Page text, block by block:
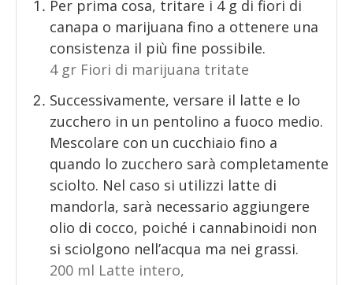
Per prima cosa, tritare i 4 g di fiori di
canapa o marijuana fino a ottenere una
consistenza il più fine possibile.
4 gr Fiori di marijuana tritate
Successivamente, versare il latte e lo
zucchero in un pentolino a fuoco medio.
Mescolare con un cucchiaio fino a
quando lo zucchero sarà completamente
sciolto. Nel caso si utilizzi latte di
mandorla, sarà necessario aggiungere
olio di cocco, poiché i cannabinoidi non
si sciolgono nell’acqua ma nei grassi.
200 ml Latte intero,